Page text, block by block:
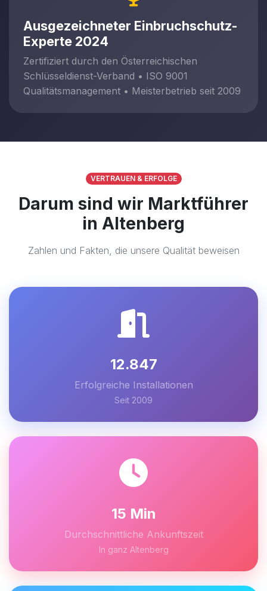
Ausgezeichneter Einbruchschutz-
Experte 2024
Zertifiziert durch den Österreichischen
Schlüsseldienst-Verband • ISO 9001
Qualitätsmanagement • Meisterbetrieb seit 2009
VERTRAUEN & ERFOLGE
Darum sind wir Marktführer
in Altenberg
Zahlen und Fakten, die unsere Qualität beweisen
12.847
Erfolgreiche Installationen
Seit 2009
15 Min
Durchschnittliche Ankunftszeit
In ganz Altenberg